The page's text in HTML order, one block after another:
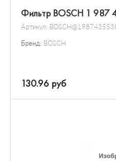
Фильтр BOSCH 1 987
Артикул:
Бренд: BOSCH
130.96 руб